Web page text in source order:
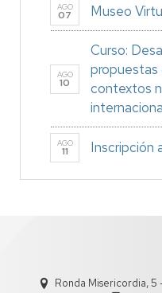
AGO
07 Museo
AGO
10
Curso:
propuestas
contextos
AGO
11 Inscripción
Ronda Misericordia, 5